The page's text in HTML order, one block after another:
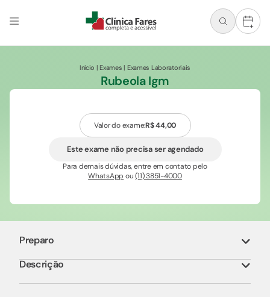
+
Início |Exames | Exames Laboratoriais
Rubeola Igm
Valor do exame:R$ 44,00
Este exame não precisa ser agendado
Para demais dúvidas, entre em contato pelo
WhatsApp ou(11) 3851-4000
Preparo
Descrição